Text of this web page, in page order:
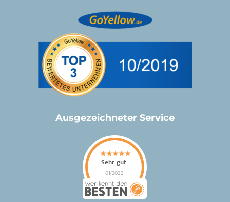
Ausgezeichneter Service